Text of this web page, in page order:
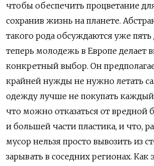
чтобы обеспечить процветание
сохранив жизнь на планете.
такого рода обсуждаются уже пять
теперь молодежь в Европе делает
конкретный выбор. Он
крайней нужды не нужно летать
одежду лучше не покупать каждый
что можно отказаться от вредной
и большей части пластика,‌ и что,‌
мусор нельзя просто вывозить из
зарывать в соседних регионах. Как